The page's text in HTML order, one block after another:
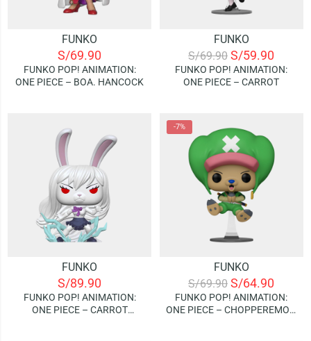
FUNKO
S/69.90
FUNKO POP! ANIMATION:
ONE PIECE – BOA. HANCOCK
FUNKO
S/69.90 S/59.90
FUNKO POP! ANIMATION:
ONE PIECE – CARROT
FUNKO
S/89.90
FUNKO POP! ANIMATION:
ONE PIECE – CARROT
-7%
FUNKO
S/69.90 S/64.90
FUNKO POP! ANIMATION:
ONE PIECE – CHOPPEREMON